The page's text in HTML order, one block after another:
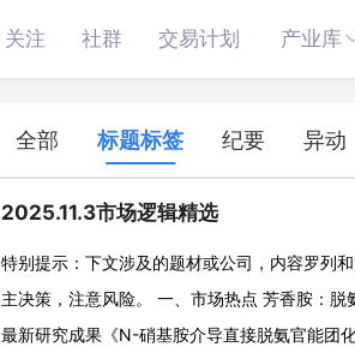
关注 社群 交易计划 产业库
全部 标题标签 纪要 异动
2025.11.3市场逻辑精选
特别提示：下文涉及的题材或公司，内容罗列
主决策，注意风险。 一、市场热点 芳香胺：
最新研究成果《N-硝基胺介导直接脱氨官能团